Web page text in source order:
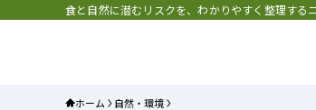
食と自然に潜むリスクを、わかりやすく整理する
ホーム 自然・環境